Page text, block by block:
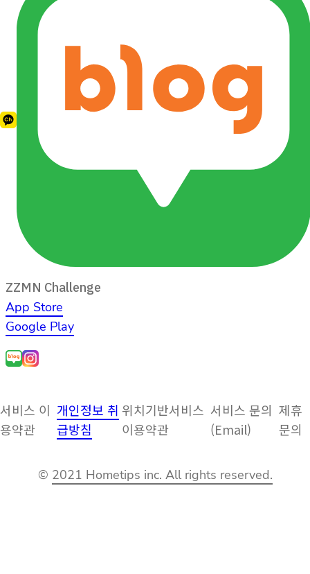
ZZMN Challenge
App Store
Google Play
서비스 이
용약관
개인정보 취
급방침
위치기반서비스
이용약관
서비스 문의
(Email)
제휴
문의
© 2021 Hometips inc. All rights reserved.